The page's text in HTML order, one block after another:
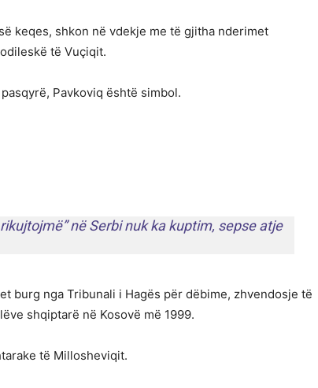
keqes, shkon në vdekje me të gjitha nderimet
të Vuçiqit.
Pavkoviq është simbol.
në Serbi nuk ka kuptim, sepse atje
burg nga Tribunali i Hagës për dëbime, zhvendosje të
shqiptarë në Kosovë më 1999.
të Millosheviqit.